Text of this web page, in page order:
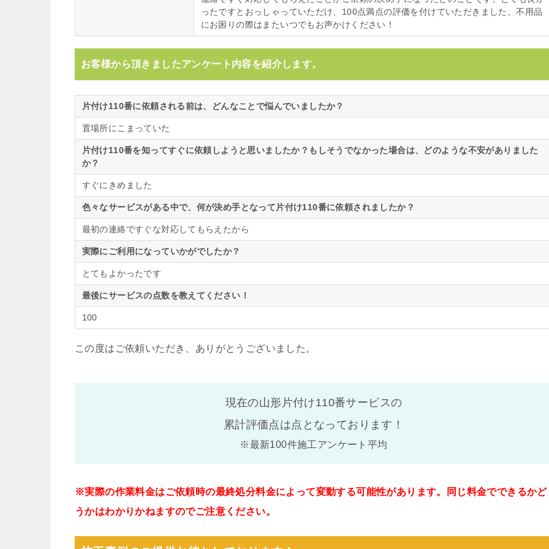
ったですとおっしゃっていただけ、100点満点の評価を付けていただきました。不用品
にお困りの際はまたいつでもお声かけください！
お客様から頂きましたアンケート内容を紹介します。
片付け110番に依頼される前は、どんなことで悩んでいましたか？
置場所にこまっていた
片付け110番を知ってすぐに依頼しようと思いましたか？もしそうでなかった場合は、どのような不安がありました
か？
すぐにきめました
色々なサービスがある中で、何が決め手となって片付け110番に依頼されましたか？
最初の連絡ですぐな対応してもらえたから
実際にご利用になっていかがでしたか？
とてもよかったです
最後にサービスの点数を教えてください！
100
この度はご依頼いただき、ありがとうございました。
現在の山形片付け110番サービスの
累計評価点は点となっております！
※最新100件施工アンケート平均
※実際の作業料金はご依頼時の最終処分料金によって変動する可能性があります。同じ料金でできるかど
うかはわかりかねますのでご注意ください。